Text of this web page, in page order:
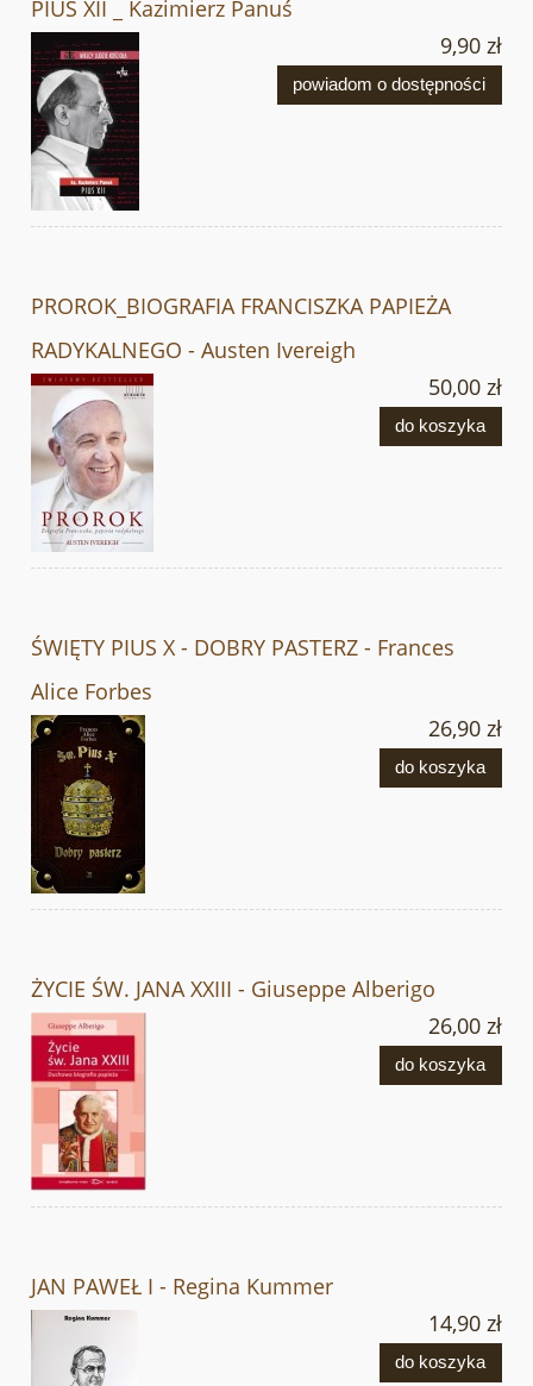
PIUS XII _ Kazimierz Panuś
9,90 zł
powiadom o dostępności
PROROK_BIOGRAFIA FRANCISZKA PAPIEŻA
RADYKALNEGO - Austen Ivereigh
50,00 zł
do koszyka
ŚWIĘTY PIUS X - DOBRY PASTERZ - Frances
Alice Forbes
26,90 zł
do koszyka
ŻYCIE ŚW. JANA XXIII - Giuseppe Alberigo
26,00 zł
do koszyka
JAN PAWEŁ I - Regina Kummer
14,90 zł
do koszyka